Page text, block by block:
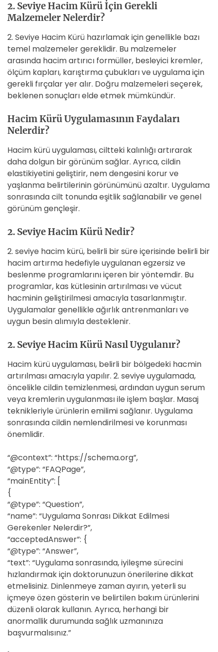
2. Seviye Hacim Kürü İçin Gerekli
Malzemeler Nelerdir?
2. Seviye Hacim Kürü hazırlamak için genellikle bazı
temel malzemeler gereklidir. Bu malzemeler
arasında hacim artırıcı formüller, besleyici kremler,
ölçüm kapları, karıştırma çubukları ve uygulama için
gerekli fırçalar yer alır. Doğru malzemeleri seçerek,
beklenen sonuçları elde etmek mümkündür.
Hacim Kürü Uygulamasının Faydaları
Nelerdir?
Hacim kürü uygulaması, ciltteki kalınlığı artırarak
daha dolgun bir görünüm sağlar. Ayrıca, cildin
elastikiyetini geliştirir, nem dengesini korur ve
yaşlanma belirtilerinin görünümünü azaltır. Uygulama
sonrasında cilt tonunda eşitlik sağlanabilir ve genel
görünüm gençleşir.
2. Seviye Hacim Kürü Nedir?
2. seviye hacim kürü, belirli bir süre içerisinde belirli bir
hacim artırma hedefiyle uygulanan egzersiz ve
beslenme programlarını içeren bir yöntemdir. Bu
programlar, kas kütlesinin artırılması ve vücut
hacminin geliştirilmesi amacıyla tasarlanmıştır.
Uygulamalar genellikle ağırlık antrenmanları ve
uygun besin alımıyla desteklenir.
2. Seviye Hacim Kürü Nasıl Uygulanır?
Hacim kürü uygulaması, belirli bir bölgedeki hacmin
artırılması amacıyla yapılır. 2. seviye uygulamada,
öncelikle cildin temizlenmesi, ardından uygun serum
veya kremlerin uygulanması ile işlem başlar. Masaj
teknikleriyle ürünlerin emilimi sağlanır. Uygulama
sonrasında cildin nemlendirilmesi ve korunması
önemlidir.
“@context”: “https://schema.org”,
“@type”: “FAQPage”,
“mainEntity”: [
{
“@type”: “Question”,
“name”: “Uygulama Sonrası Dikkat Edilmesi
Gerekenler Nelerdir?”,
“acceptedAnswer”: {
“@type”: “Answer”,
“text”: “Uygulama sonrasında, iyileşme sürecini
hızlandırmak için doktorunuzun önerilerine dikkat
etmelisiniz. Dinlenmeye zaman ayırın, yeterli su
içmeye özen gösterin ve belirtilen bakım ürünlerini
düzenli olarak kullanın. Ayrıca, herhangi bir
anormallik durumunda sağlık uzmanınıza
başvurmalısınız.”